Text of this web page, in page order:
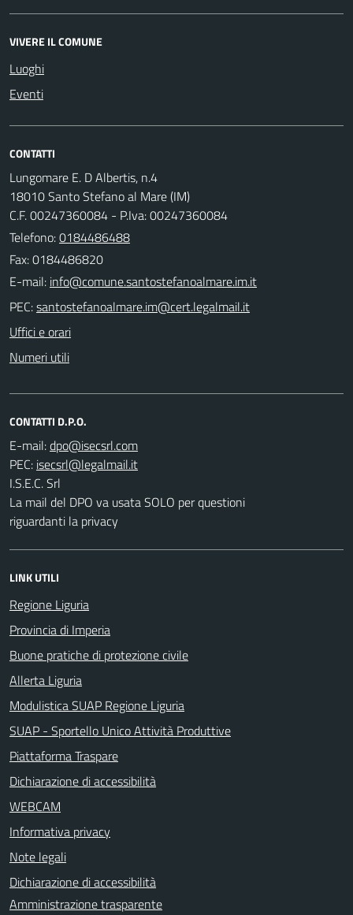
VIVERE IL COMUNE
Luoghi
Eventi
CONTATTI
Lungomare E. D Albertis, n.4
18010 Santo Stefano al Mare (IM)
C.F. 00247360084 - P.Iva: 00247360084
Telefono:0184486488
Fax: 0184486820
E-mail:
PEC:
Uffici e orari
Numeri utili
CONTATTI D.P.O.
E-mail:
PEC:
I.S.E.C. Srl
La mail del DPO va usata SOLO per questioni
riguardanti la privacy
LINK UTILI
Regione Liguria
Provincia di Imperia
Buone pratiche di protezione civile
Allerta Liguria
Modulistica SUAP Regione Liguria
SUAP - Sportello Unico Attività Produttive
Piattaforma Traspare
Dichiarazione di accessibilità
WEBCAM
Informativa privacy
Note legali
Dichiarazione di accessibilità
Amministrazione trasparente